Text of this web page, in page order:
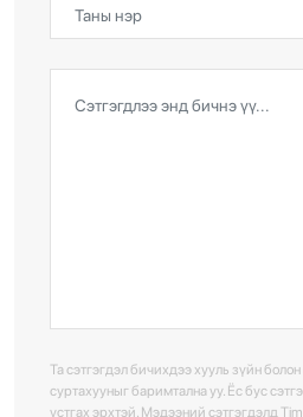
Та сэтгэгдэл бичихдээ хууль зүйн болон
суртахууныг баримтална уу. Ёс бус
устгах эрхтэй. Мэдээний сэтгэгдэлд